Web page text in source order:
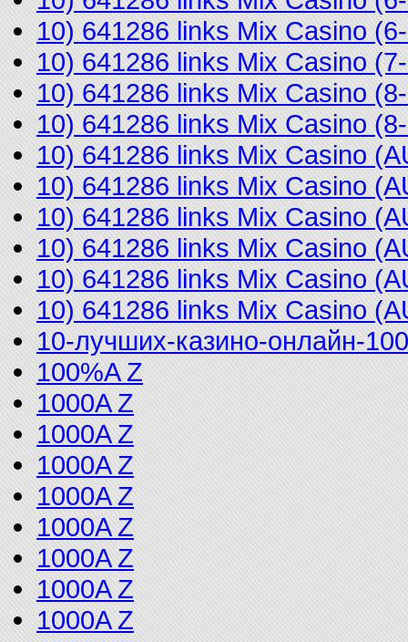
10) 641286 links Mix Casino
10) 641286 links Mix Casino
10) 641286 links Mix Casino
10) 641286 links Mix Casino
10) 641286 links Mix Casino
10) 641286 links Mix Casino
10) 641286 links Mix Casino
10) 641286 links Mix Casino
10) 641286 links Mix Casino
10) 641286 links Mix Casino
10-лучших-казино-онлайн-100
100%A Z
1000A Z
1000A Z
1000A Z
1000A Z
1000A Z
1000A Z
1000A Z
1000A Z